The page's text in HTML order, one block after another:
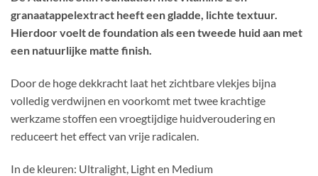
was:
€ 29,75.
is:
€ 25,00.
granaatappelextract heeft een gladde, lichte textuur.
Hierdoor voelt de foundation als een tweede huid aan met
een natuurlijke matte finish.
Door de hoge dekkracht laat het zichtbare vlekjes bijna
volledig verdwijnen en voorkomt met twee krachtige
werkzame stoffen een vroegtijdige huidveroudering en
reduceert het effect van vrije radicalen.
In de kleuren: Ultralight, Light en Medium